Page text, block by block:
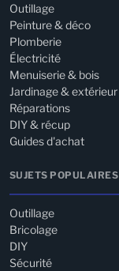
Outillage
Peinture & déco
Plomberie
Électricité
Menuiserie & bois
Jardinage & extérieur
Réparations
DIY & récup
Guides d'achat
SUJETS POPULAIRES
Outillage
Bricolage
DIY
Sécurité